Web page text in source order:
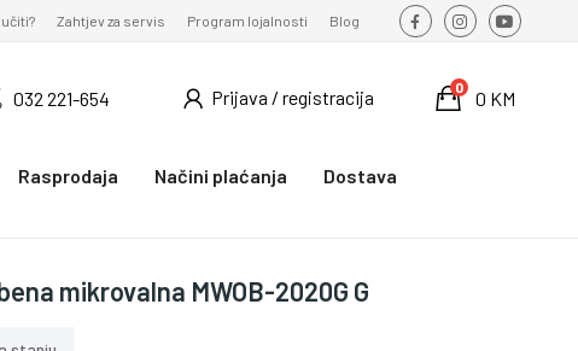
Zahtjev za servis Program lojalnosti Blog
032 221-654 Prijava / registracija 0 KM
0
Rasprodaja Načini plaćanja Dostava
mikrovalna MWOB-2020G G